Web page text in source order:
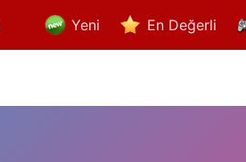
Yeni En Değerli